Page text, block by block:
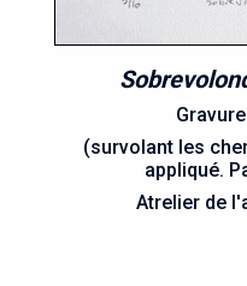
(survolant les
appliqué.
Atrelier de